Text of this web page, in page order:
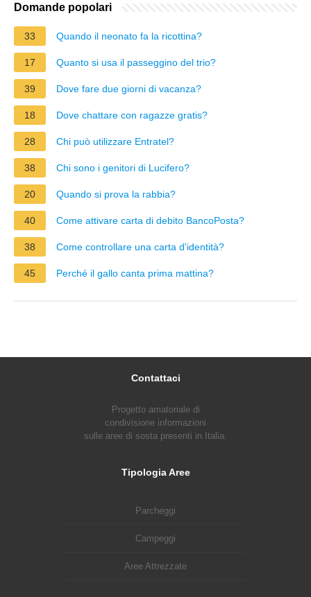
Domande popolari
33 Quando il neonato fa la ricottina?
17 Quanto si usa il passeggino del trio?
39 Dove fare due giorni di vacanza?
18 Dove chattare con ragazze gratis?
28 Chi può utilizzare Entratel?
38 Chi sono i genitori di Lucifero?
20 Quando si prova la rabbia?
40 Come attivare carta di debito BancoPosta?
38 Come controllare una carta d'identità?
45 Perché il gallo canta prima mattina?
Contattaci
Progetto amatoriale di
condivisione informazioni
sulle aree di sosta presenti in Italia.
Tipologia Aree
Parcheggi
Campeggi
Aree Attrezzate